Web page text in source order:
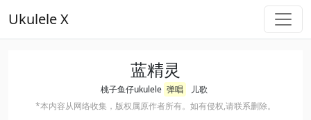
Ukulele X
蓝精灵
桃子鱼仔ukulele 弹唱
儿歌
*本内容从网络收集，版权属原作者所有。如有侵权,请联系删除。